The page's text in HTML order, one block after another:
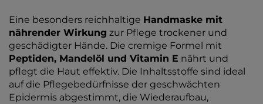
Eine besonders reichhaltige Handmaske mit
nährender Wirkung zur Pflege trockener und
geschädigter Hände. Die cremige Formel mit
Peptiden, Mandelöl und Vitamin E nährt und
pflegt die Haut effektiv. Die Inhaltsstoffe sind ideal
auf die Pflegebedürfnisse der geschwächten
Epidermis abgestimmt, die Wiederaufbau,